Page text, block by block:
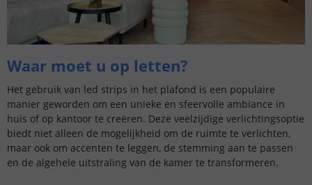
Waar moet u op letten?
Het gebruik van led strips in het plafond is een populaire
manier geworden om een unieke en sfeervolle ambiance in
huis of op kantoor te creëren. Deze veelzijdige verlichtingsoptie
biedt niet alleen de mogelijkheid om de ruimte te verlichten,
maar ook om accenten te leggen, de stemming aan te passen
en de algehele uitstraling van de kamer te transformeren.